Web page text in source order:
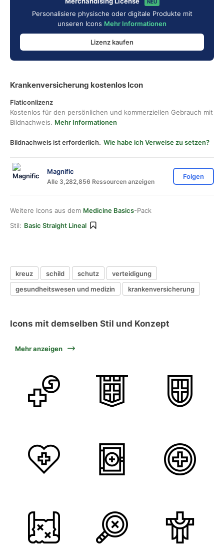
NEU
Personalisiere physische oder digitale Produkte mit
unseren Icons Mehr Informationen
Lizenz kaufen
Krankenversicherung kostenlos Icon
Flaticonlizenz
Kostenlos für den persönlichen und kommerziellen Gebrauch mit
Bildnachweis. Mehr Informationen
Bildnachweis ist erforderlich. Wie habe ich Verweise zu setzen?
Magnific
Alle 3,282,856 Ressourcen anzeigen
Folgen
Weitere Icons aus dem Medicine Basics-Pack
Stil: Basic Straight Lineal
kreuz schild schutz
verteidigung
gesundheitswesen und medizin
krankenversicherung
Icons mit demselben Stil und Konzept
Mehr anzeigen